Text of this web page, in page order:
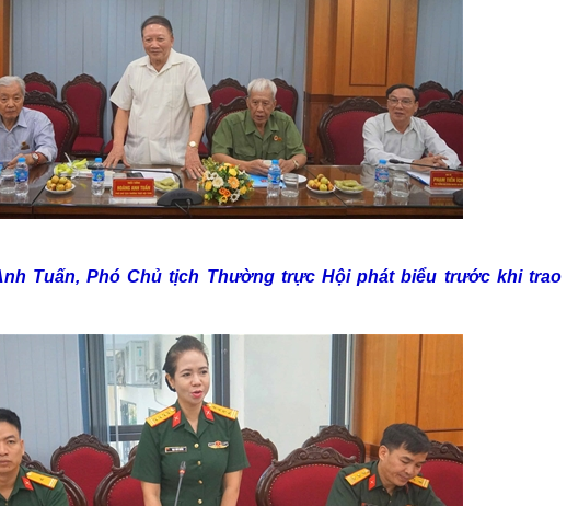
Tuấn, Phó Chủ tịch Thường trực Hội phát biểu trước khi trao